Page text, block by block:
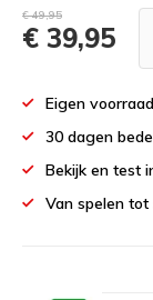
€ 49,95
€ 39,95
Eigen
30 dagen
Bekijk en test
Van spelen